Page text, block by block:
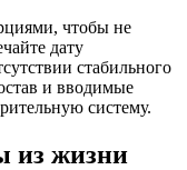
чтобы не
дату
стабильного
и вводимые
систему.
из жизни